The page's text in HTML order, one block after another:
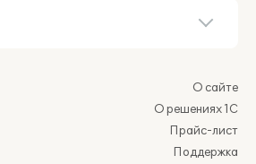
О сайте
О решениях 1С
Прайс-лист
Поддержка